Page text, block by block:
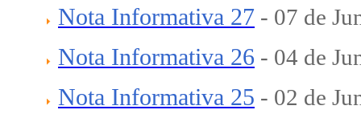
Nota Informativa 27 - 07 de
Nota Informativa 26 - 04 de
Nota Informativa 25 - 02 de